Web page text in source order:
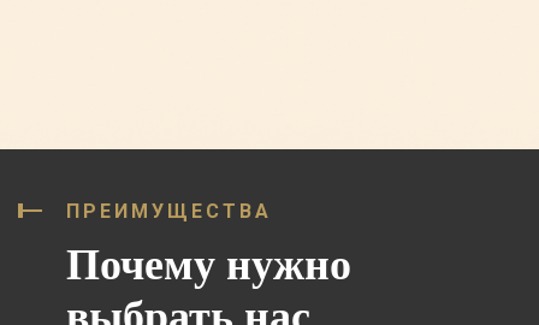
ПРЕИМУЩЕСТВА
Почему нужно